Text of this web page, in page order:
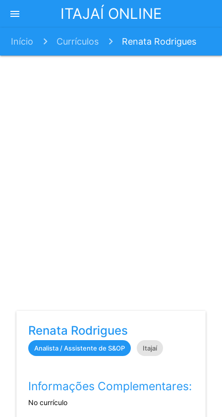
ITAJAÍ ONLINE
menu
Início Currículos Renata Rodrigues
Renata Rodrigues
Analista / Assistente de S&OP Itajaí
Informações Complementares:
No currículo